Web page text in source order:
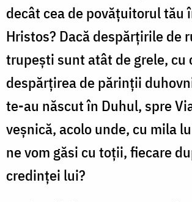
decât cea de povățuitorul tău
Hristos? Dacă despărțirile de
trupești sunt atât de grele, cu
despărțirea de părinții
te-au născut în Duhul, spre
veșnică, acolo unde, cu mila
ne vom găsi cu toții, fiecare
credinței lui?